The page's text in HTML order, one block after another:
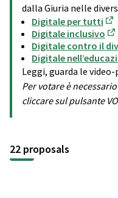
dalla Giuria nelle
Digitale per tutti
Digitale inclusivo
Digitale contro il
Digitale
Leggi, guarda le
Per votare è
cliccare sul pulsante
22 proposals